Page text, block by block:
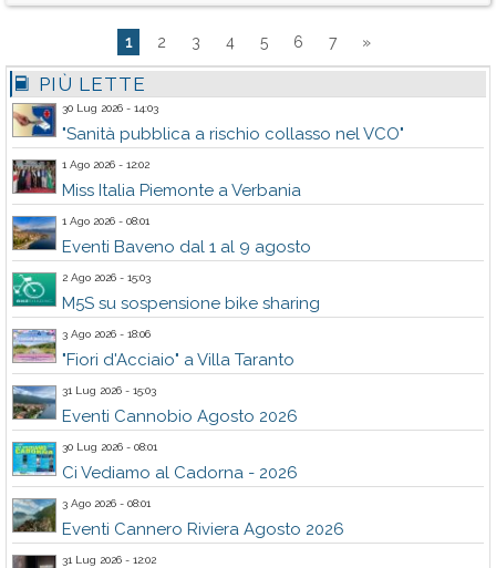
1 2 3 4 5 6 7 »
PIÙ LETTE
30 Lug 2026 - 14:03
"Sanità pubblica a rischio collasso nel VCO"
1 Ago 2026 - 12:02
Miss Italia Piemonte a Verbania
1 Ago 2026 - 08:01
Eventi Baveno dal 1 al 9 agosto
2 Ago 2026 - 15:03
M5S su sospensione bike sharing
3 Ago 2026 - 18:06
"Fiori d'Acciaio" a Villa Taranto
31 Lug 2026 - 15:03
Eventi Cannobio Agosto 2026
30 Lug 2026 - 08:01
Ci Vediamo al Cadorna - 2026
3 Ago 2026 - 08:01
Eventi Cannero Riviera Agosto 2026
31 Lug 2026 - 12:02